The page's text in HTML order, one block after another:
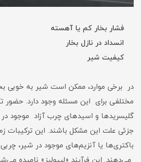
فشار بخار کم یا آهسته
انسداد در نازل بخار
کیفیت شیر
در برخی موارد، ممکن است شیر به خوبی
مختلفی برای این مسئله وجود دارد. حضور
گلیسریدها و اسیدهای چرب آزاد موجود در
جزئی علت این مشکل باشند. این ترکیبات
باکتری‌ها یا آنزیم‌های موجود در شیر،